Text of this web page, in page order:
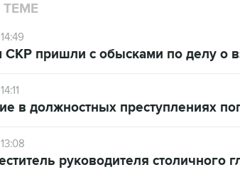
СКР пришли с обысками по делу о
в должностных преступлениях
руководителя столичного